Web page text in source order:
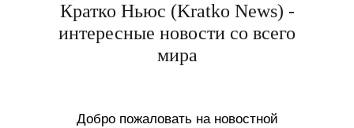
Кратко Ньюс (Kratko News) -
интересные новости со всего
мира
Добро пожаловать на новостной